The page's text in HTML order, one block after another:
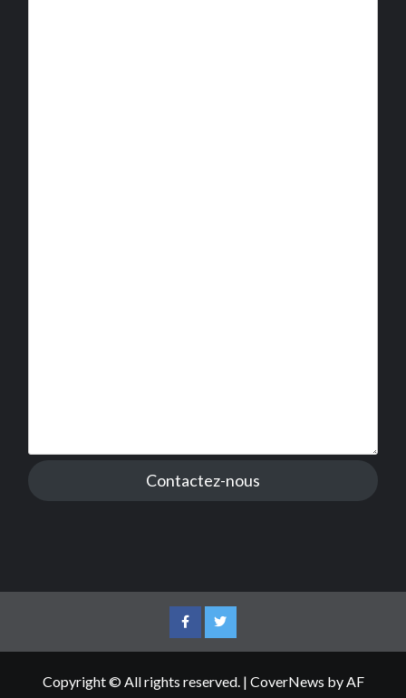
Contactez-nous
FacebookTwitter
Copyright © All rights reserved. | CoverNews by AF